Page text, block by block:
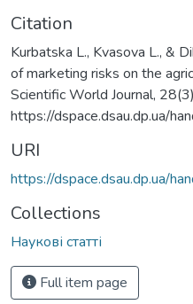
Citation
Kurbatska L., Kvasova L., &
of marketing risks on the
Scientific World Journal,
https://dspace.dsau.dp.ua/
URI
https://dspace.dsau.dp.ua/
Collections
Наукові статті
Full item page